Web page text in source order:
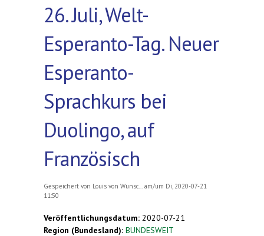
26. Juli, Welt-
Esperanto-Tag. Neuer
Esperanto-
Sprachkurs bei
Duolingo, auf
Französisch
Gespeichert von Louis von Wunsc...
am/um Di, 2020-07-21
11:50
Veröffentlichungsdatum: 2020-07-21
Region (Bundesland): BUNDESWEIT